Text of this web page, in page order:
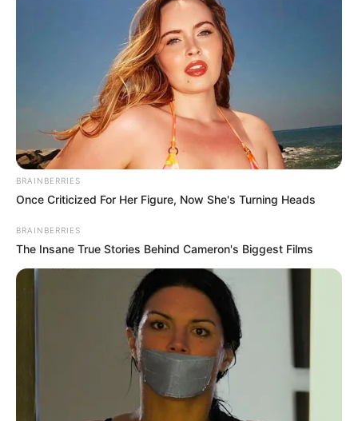
BRAINBERRIES
Once Criticized For Her Figure, Now She's Turning Heads
BRAINBERRIES
The Insane True Stories Behind Cameron's Biggest Films